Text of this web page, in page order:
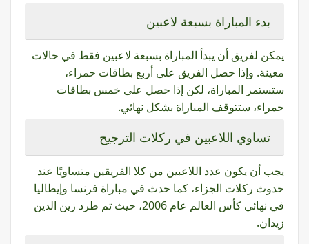
بدء المباراة بسبعة لاعبين
يمكن لفريق أن يبدأ المباراة بسبعة لاعبين فقط في حالات
معينة. وإذا حصل الفريق على أربع بطاقات حمراء،
ستستمر المباراة، لكن إذا حصل على خمس بطاقات
حمراء، ستتوقف المباراة بشكل نهائي.
تساوي اللاعبين في ركلات الترجيح
يجب أن يكون عدد اللاعبين من كلا الفريقين متساويًا عند
حدوث ركلات الجزاء، كما حدث في مباراة فرنسا وإيطاليا
في نهائي كأس العالم عام 2006، حيث تم طرد زين الدين
زيدان.